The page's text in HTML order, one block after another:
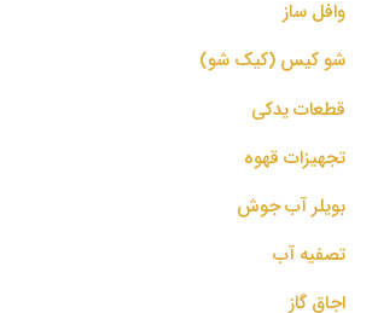
وافل ساز
شو کیس (کیک شو)
قطعات یدکی
تجهیزات قهوه
بویلر آب جوش
تصفیه آب
اجاق گاز